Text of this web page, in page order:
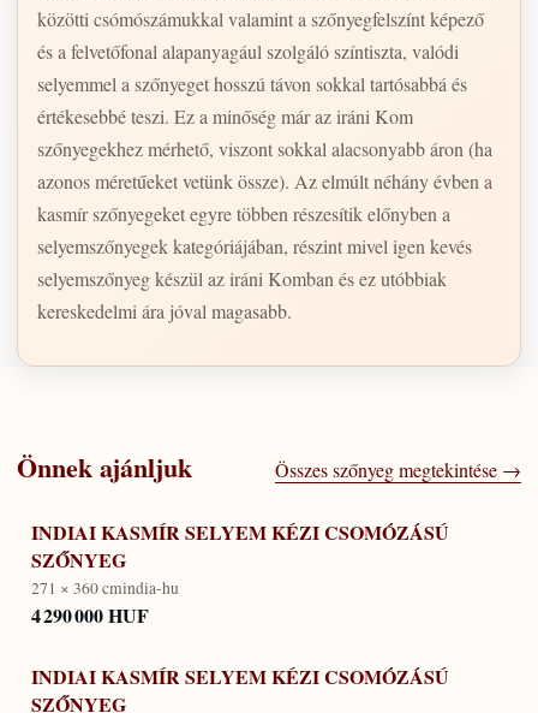
közötti csómószámukkal valamint a szőnyegfelszínt képező
és a felvetőfonal alapanyagául szolgáló színtiszta, valódi
selyemmel a szőnyeget hosszú távon sokkal tartósabbá és
értékesebbé teszi. Ez a minőség már az iráni Kom
szőnyegekhez mérhető, viszont sokkal alacsonyabb áron (ha
azonos méretűeket vetünk össze). Az elmúlt néhány évben a
kasmír szőnyegeket egyre többen részesítik előnyben a
selyemszőnyegek kategóriájában, részint mivel igen kevés
selyemszőnyeg készül az iráni Komban és ez utóbbiak
kereskedelmi ára jóval magasabb.
Önnek ajánljuk Összes szőnyeg megtekintése →
INDIAI KASMÍR SELYEM KÉZI CSOMÓZÁSÚ
SZŐNYEG
271 × 360 cmindia-hu
4 290 000 HUF
INDIAI KASMÍR SELYEM KÉZI CSOMÓZÁSÚ
SZŐNYEG